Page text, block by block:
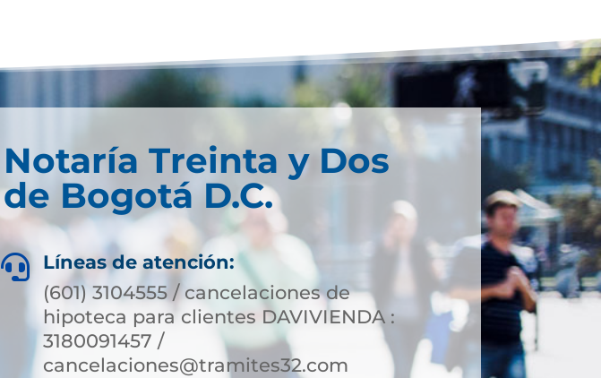
Notaría Treinta y Dos
de Bogotá D.C.

Líneas de atención:
(601) 3104555 / cancelaciones de
hipoteca para clientes DAVIVIENDA :
3180091457 /
cancelaciones@tramites32.com